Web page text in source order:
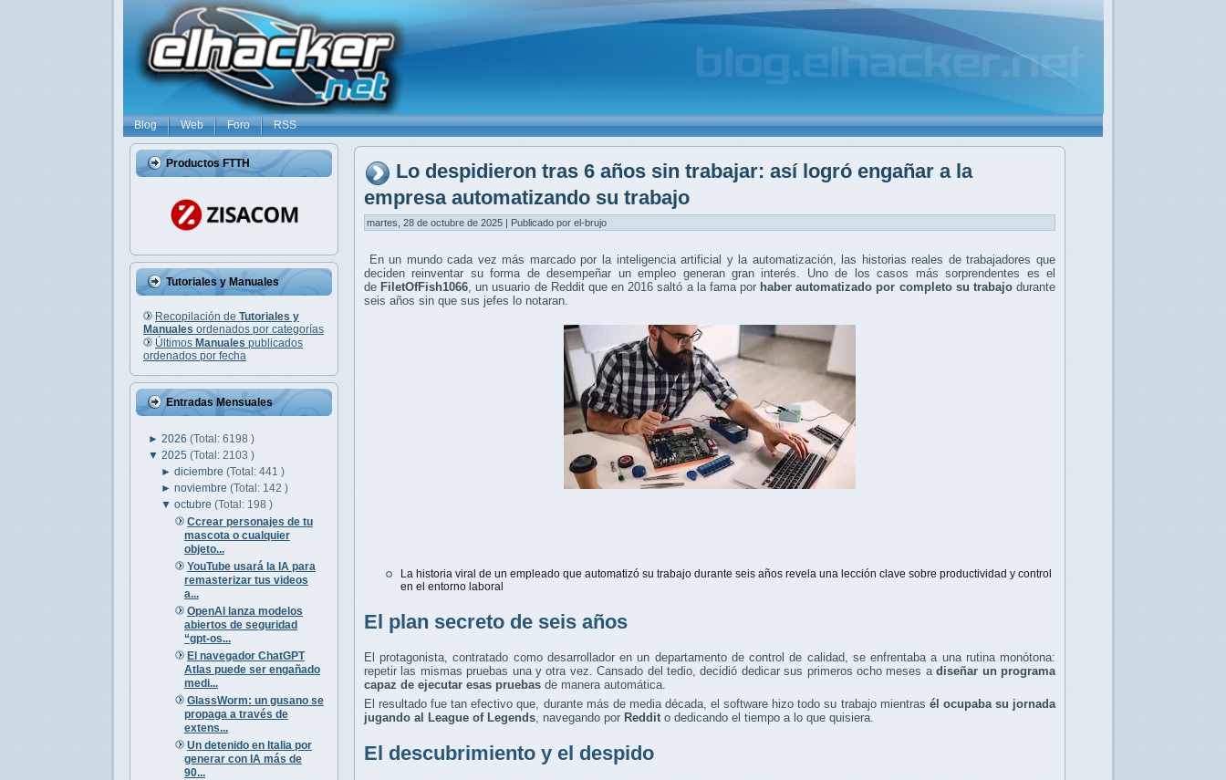
Blog Web Foro RSS
Productos FTTH
Tutoriales y Manuales
Recopilación de Tutoriales y
Manuales ordenados por categorías
Últimos Manuales publicados
ordenados por fecha
Entradas Mensuales
► 2026 (Total: 6198 )
▼ 2025 (Total: 2103 )
►diciembre(Total: 441 )
►noviembre(Total: 142 )
▼octubre(Total: 198 )
Ccrear personajes de tu
mascota o cualquier
objeto...
YouTube usará la IA para
remasterizar tus videos
a...
OpenAI lanza modelos
abiertos de seguridad
“gpt‑os...
El navegador ChatGPT
Atlas puede ser engañado
medi...
GlassWorm: un gusano se
propaga a través de
extens...
Un detenido en Italia por
generar con IA más de
90...
Lo despidieron tras 6 años sin trabajar: así logró engañar a la
empresa automatizando su trabajo
martes, 28 de octubre de 2025 | Publicado por el-brujo
En un mundo cada vez más marcado por la inteligencia artificial y la automatización, las historias reales de trabajadores que
deciden reinventar su forma de desempeñar un empleo generan gran interés. Uno de los casos más sorprendentes es el
de FiletOfFish1066 , un usuario de Reddit que en 2016 saltó a la fama por haber automatizado por completo su trabajodurante
seis años sin que sus jefes lo notaran.
La historia viral de un empleado que automatizó su trabajo durante seis años revela una lección clave sobre productividad y control
en el entorno laboral
El plan secreto de seis años
El protagonista, contratado como desarrollador en un departamento de control de calidad, se enfrentaba a una rutina monótona:
repetir las mismas pruebas una y otra vez. Cansado del tedio, decidió dedicar sus primeros ocho meses adiseñar un programa
capaz de ejecutar esas pruebas de manera automática.
El resultado fue tan efectivo que, durante más de media década, el software hizo todo su trabajo mientras él ocupaba su jornada
jugando al League of Legends, navegando por Reddit o dedicando el tiempo a lo que quisiera.
El descubrimiento y el despido